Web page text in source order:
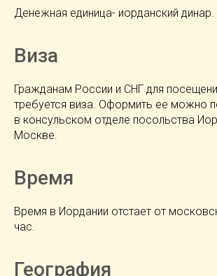
Денежная единица- иорданский динар.
Виза
Гражданам России и СНГ для
требуется виза. Оформить ее можно
в консульском отделе посольства
Москве.
Время
Время в Иордании отстает от
час.
География